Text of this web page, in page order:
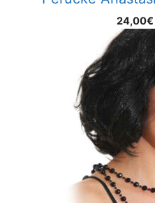
24,00€